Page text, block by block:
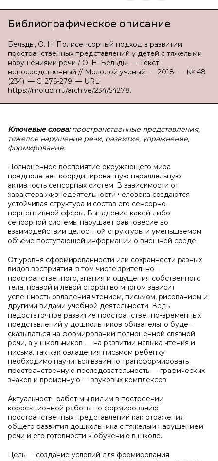
Библиографическое описание
Бельды, О. Н. Полисенсорный подход в развитии
пространственных представлений у детей с тяжелыми
нарушениями речи / О. Н. Бельды. — Текст :
непосредственный // Молодой ученый. — 2018. — № 48
(234). — С. 276-279. — URL:
https://moluch.ru/archive/234/54278.
Ключевые слова:пространственные представления,
тяжелое нарушение речи, развитие, упражнение,
формирование.
Полноценное восприятие окружающего мира
предполагает координированную параллельную
активность сенсорных систем. В зависимости от
характера жизнедеятельности человека создаются
устойчивая структура и состав его сенсорно-
перцептивной сферы. Выпадение какой-либо
сенсорной системы нарушает равновесие во
взаимодействии целостной структуры и уменьшаемом
объеме поступающей информации о внешней среде.
От уровня сформированности или сохранности разных
видов восприятия, в том числе зрительно-
пространственного, знания и ощущения собственного
тела, правой и левой сторон во многом зависит
успешность овладения чтением, письмом, рисованием и
другими видами учебной деятельности. Ведь
недостаточное развитие пространственно-временных
представлений у дошкольников обязательно будет
сказываться на формировании полноценной связной
речи, а у школьников — на развитии навыка чтения и
письма, так как овладения письмом ребенку
необходимо научиться взаимно трансформировать
пространственную последовательность — графических
знаков и временную — звуковых комплексов.
Актуальность работ мы видим в построении
коррекционной работы по формированию
пространственных представлений как отражения
общего развития дошкольника с тяжелым нарушением
речи и его готовности к обучению в школе.
Цель — создание условий для формирования